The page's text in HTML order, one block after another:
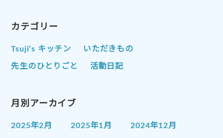
カテゴリー
Tsuji’s キッチン いただきもの
先生のひとりごと 活動日記
月別アーカイブ
2025年2月 2025年1月 2024年12月